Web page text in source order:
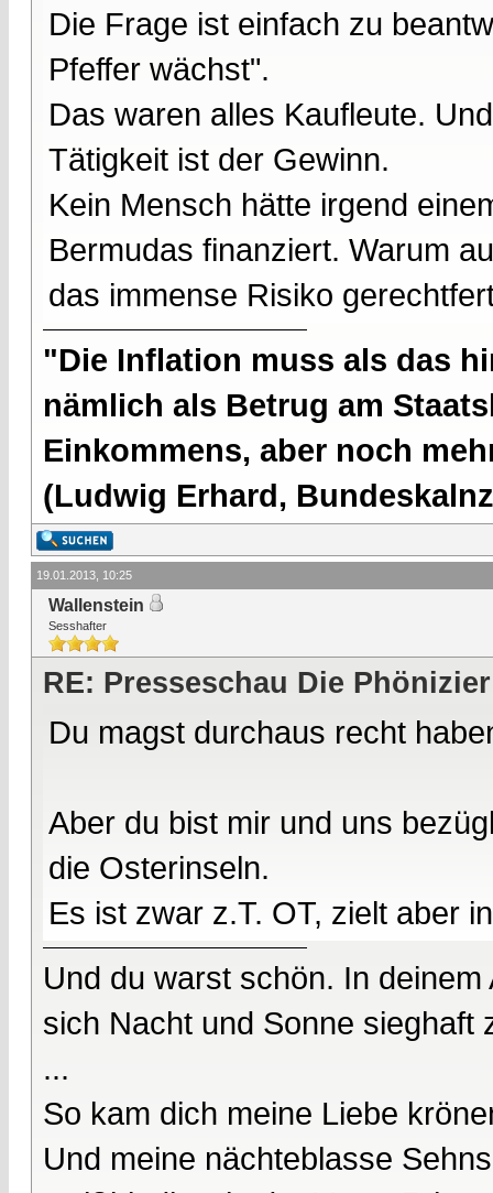
Die Frage ist einfach zu
Pfeffer wächst".
Das waren alles Kaufleute.
Tätigkeit ist der Gewinn.
Kein Mensch hätte irgend
Bermudas finanziert. Warum
das immense Risiko
"Die Inflation muss als das
nämlich als Betrug am
Einkommens, aber noch
(Ludwig Erhard,
19.01.2013, 10:25
Wallenstein
Sesshafter
RE: Presseschau Die
Du magst durchaus recht
Aber du bist mir und uns
die Osterinseln.
Es ist zwar z.T. OT, zielt aber
Und du warst schön. In deinem
sich Nacht und Sonne sieghaft
...
So kam dich meine Liebe
Und meine nächteblasse